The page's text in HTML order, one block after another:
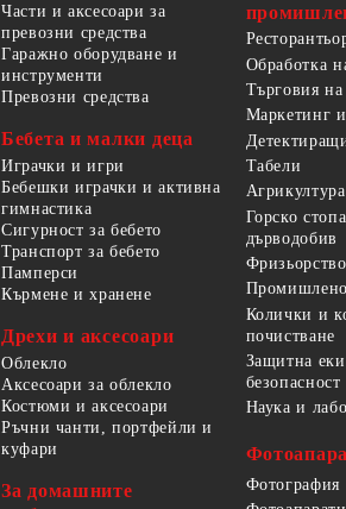
Части и аксесоари за
превозни средства
Гаражно оборудване и
инструменти
Превозни средства
Бебета и малки деца
Играчки и игри
Бебешки играчки и активна
гимнастика
Сигурност за бебето
Транспорт за бебето
Памперси
Кърмене и хранене
Дрехи и аксесоари
Облекло
Аксесоари за облекло
Костюми и аксесоари
Ръчни чанти, портфейли и
куфари
За домашните
Обработка
Търговия
Маркетинг
Табели
Агрикултура
Горско
дърводобив
Колички и
почистване
Защитна
Наука и
Фотография